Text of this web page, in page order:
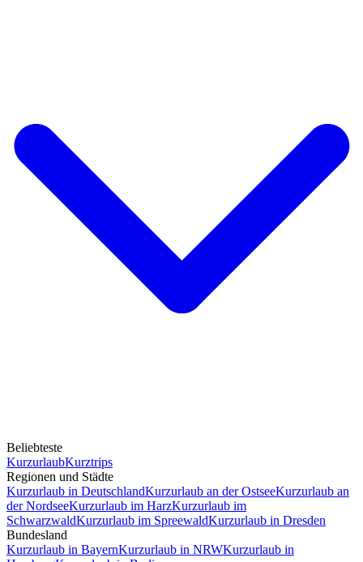
Beliebteste
KurzurlaubKurztrips
Regionen und Städte
Kurzurlaub in DeutschlandKurzurlaub an der OstseeKurzurlaub an
der NordseeKurzurlaub im HarzKurzurlaub im
SchwarzwaldKurzurlaub im SpreewaldKurzurlaub in Dresden
Bundesland
Kurzurlaub in BayernKurzurlaub in NRWKurzurlaub in